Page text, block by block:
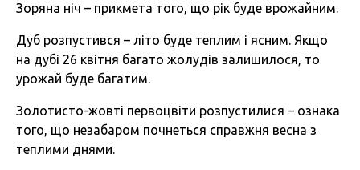
Зоряна ніч – прикмета того, що рік буде врожайним.
Дуб розпустився – літо буде теплим і ясним. Якщо
на дубі 26 квітня багато жолудів залишилося, то
урожай буде багатим.
Золотисто-жовті первоцвіти розпустилися – ознака
того, що незабаром почнеться справжня весна з
теплими днями.